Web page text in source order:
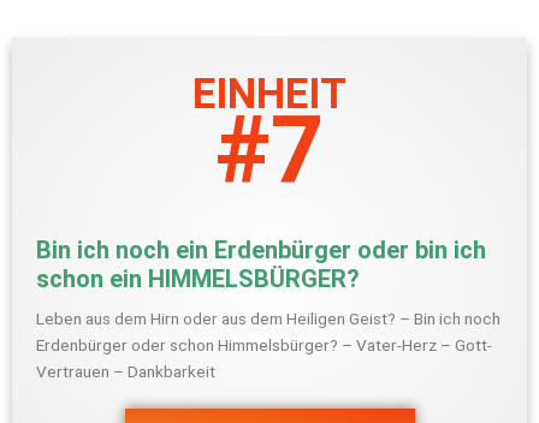
EINHEIT
#7
Bin ich noch ein Erdenbürger oder bin ich
schon ein HIMMELSBÜRGER?
Leben aus dem Hirn oder aus dem Heiligen Geist? – Bin ich noch
Erdenbürger oder schon Himmelsbürger? – Vater-Herz – Gott-
Vertrauen – Dankbarkeit